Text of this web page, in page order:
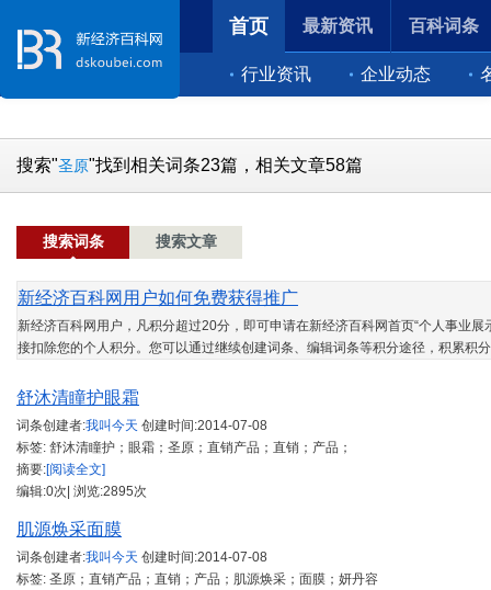
首页
行业资讯 企业动态
最新资讯 百科词条
搜索"圣原"找到相关词条23篇，相关文章58篇
搜索词条 搜索文章
新经济百科网用户如何免费获得推广
新经济百科网用户，凡积分超过20分，即可申请在新经济百科网首页“个人事业
接扣除您的个人积分。您可以通过继续创建词条、编辑词条等积分途径，积累积
舒沐清瞳护眼霜
词条创建者:我叫今天 创建时间:2014-07-08
标签: 舒沐清瞳护；眼霜；圣原；直销产品；直销；产品；
摘要:[阅读全文]
编辑:0次| 浏览:2895次
肌源焕采面膜
词条创建者:我叫今天 创建时间:2014-07-08
标签: 圣原；直销产品；直销；产品；肌源焕采；面膜；妍丹容